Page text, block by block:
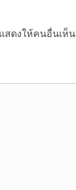
สดงให้คนอื่นเห็น